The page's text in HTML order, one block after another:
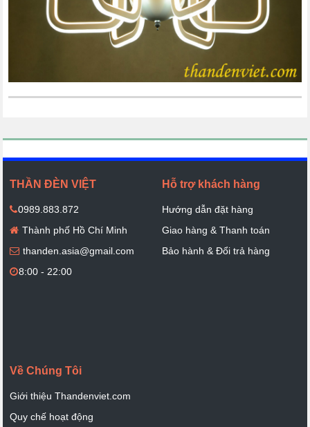
THẦN ĐÈN VIỆT
0989.883.872
Thành phố Hồ Chí Minh
thanden.asia@gmail.com
8:00 - 22:00
Hỗ trợ khách hàng
Hướng dẫn đặt hàng
Giao hàng & Thanh toán
Bảo hành & Đổi trả hàng
Về Chúng Tôi
Giới thiệu Thandenviet.com
Quy chế hoạt động